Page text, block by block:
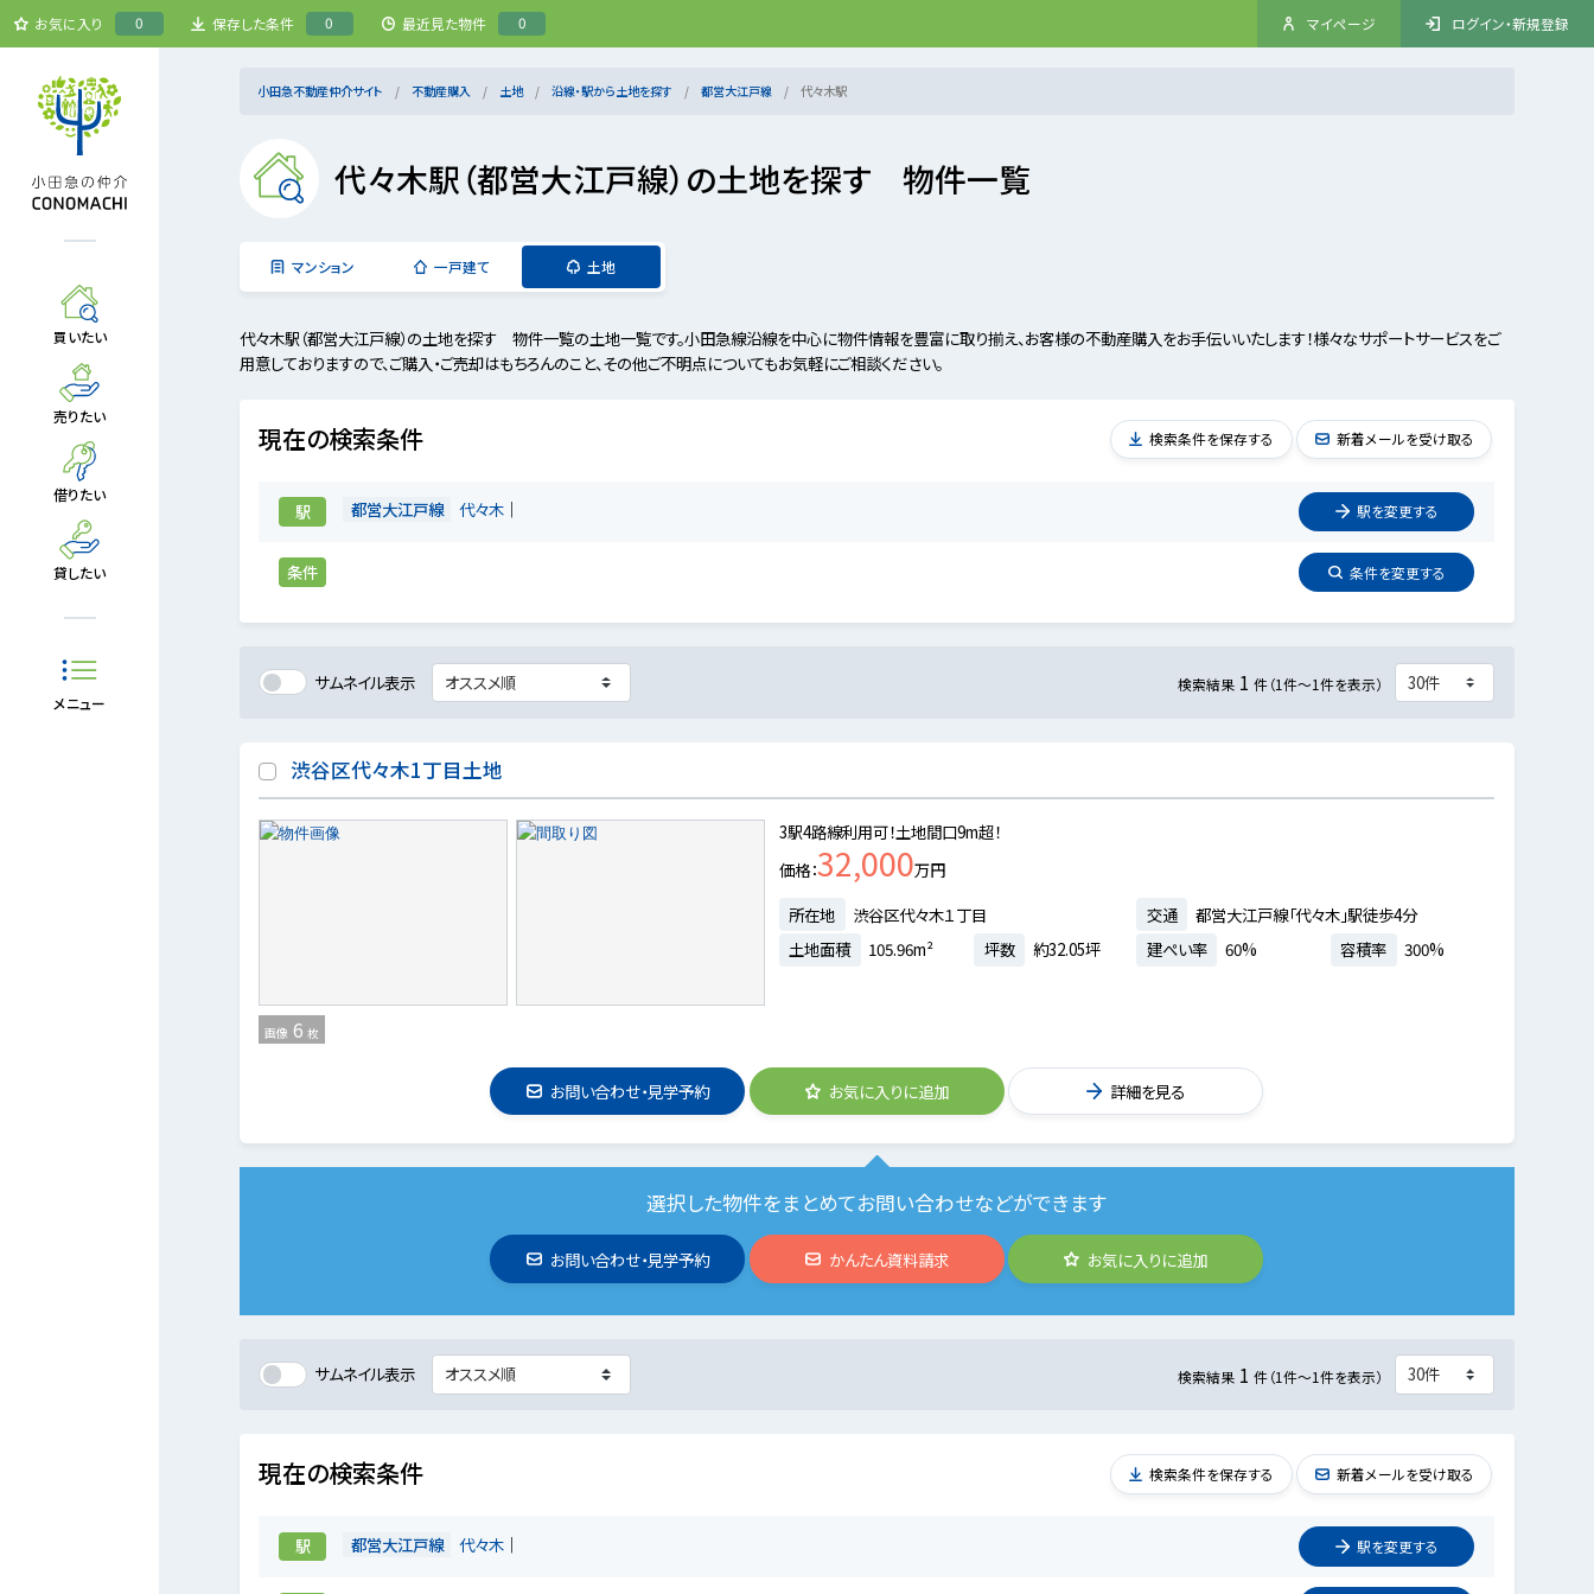
お気に入り 0 保存した条件 0 最近見た物件 0 マイページ ログイン・新規登録
買いたい
売りたい
借りたい
貸したい
メニュー
小田急不動産仲介サイト 不動産購入 土地 沿線・駅から土地を探す 都営大江戸線 代々木駅
代々木駅（都営大江戸線）の土地を探す 物件一覧
マンション 一戸建て 土地
代々木駅（都営大江戸線）の土地を探す 物件一覧の土地一覧です。小田急線沿線を中心に物件情報を豊富に取り揃え、お客様の不動産購入をお手伝いいたします！様々なサポートサービスをご
用意しておりますので、ご購入・ご売却はもちろんのこと、その他ご不明点についてもお気軽にご相談ください。
現在の検索条件
駅 都営大江戸線 代々木 駅を変更する
条件 条件を変更する
検索条件を保存する 新着メールを受け取る
サムネイル表示 検索結果 1 件（1件～1件を表示）
渋谷区代々木1丁目土地
画像 6 枚
3駅4路線利用可！土地間口9m超！
価格 32,000万円
所在地
渋谷区代々木１丁目 交通
都営大江戸線「代々木」駅徒歩4分
土地面積
105.96m² 坪数 約32.05坪 建ぺい率 60% 容積率 300%
お問い合わせ・見学予約 お気に入りに追加 詳細を見る
選択した物件をまとめてお問い合わせなどができます
お問い合わせ・見学予約 かんたん資料請求 お気に入りに追加
サムネイル表示 検索結果 1 件（1件～1件を表示）
現在の検索条件
駅 都営大江戸線 代々木 駅を変更する
検索条件を保存する 新着メールを受け取る